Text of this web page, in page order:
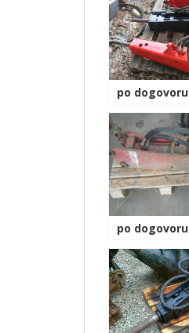
po dogovoru
po dogovoru